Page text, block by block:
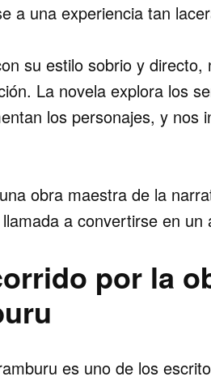
a una experiencia tan
su estilo sobrio y
La novela explora los
los personajes, y nos
obra maestra de la
a convertirse en un
por la
es uno de los